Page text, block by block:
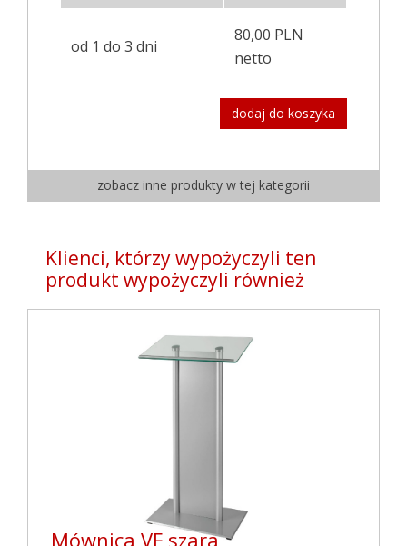
od 1 do 3 dni
80,00 PLN
netto
dodaj do koszyka
zobacz inne produkty w tej kategorii
Klienci, którzy wypożyczyli ten
produkt wypożyczyli również
Mównica VF szara